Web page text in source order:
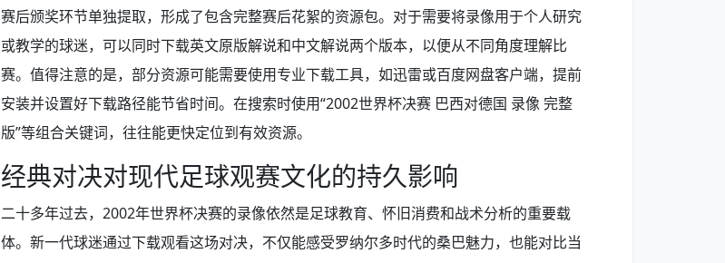
赛后颁奖环节单独提取，形成了包含完整赛后花絮的资源包。对于需要将录像用于个人研究
或教学的球迷，可以同时下载英文原版解说和中文解说两个版本，以便从不同角度理解比
赛。值得注意的是，部分资源可能需要使用专业下载工具，如迅雷或百度网盘客户端，提前
安装并设置好下载路径能节省时间。在搜索时使用“2002世界杯决赛 巴西对德国 录像 完整
版”等组合关键词，往往能更快定位到有效资源。
经典对决对现代足球观赛文化的持久影响
二十多年过去，2002年世界杯决赛的录像依然是足球教育、怀旧消费和战术分析的重要载
体。新一代球迷通过下载观看这场对决，不仅能感受罗纳尔多时代的桑巴魅力，也能对比当